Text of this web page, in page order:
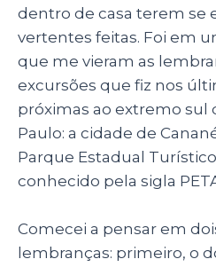
dentro de casa terem se
vertentes feitas. Foi em
que me vieram as
excursões que fiz nos
próximas ao extremo sul
Paulo: a cidade de
Parque Estadual
conhecido pela sigla
Comecei a pensar em
lembranças: primeiro, o